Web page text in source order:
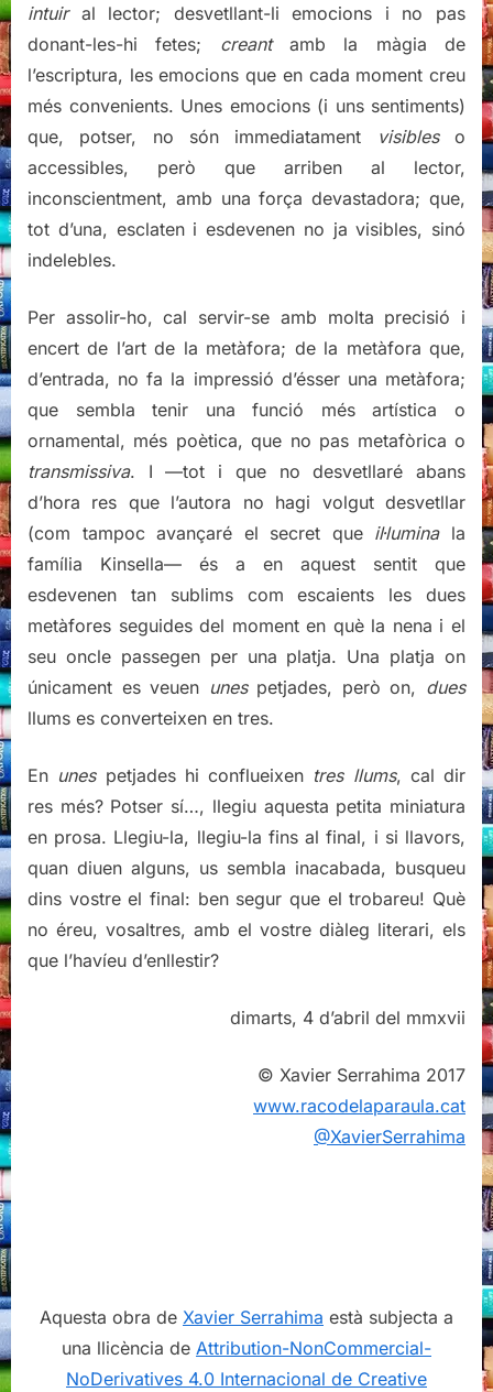
intuiral lector; desvetllant-li emocions i no pas
donant-les-hi fetes; creantamb la màgia de
l’escriptura, les emocions que en cada moment creu
més convenients. Unes emocions (i uns sentiments)
que, potser, no són immediatament
visibleso
accessibles, però que arriben al lector,
inconscientment, amb una força devastadora; que,
tot d’una, esclaten i esdevenen no ja visibles, sinó
indelebles.
Per assolir-ho, cal servir-se amb molta precisió i
encert de l’art de la metàfora; de la metàfora que,
d’entrada, no fa la impressió d’ésser una metàfora;
que sembla tenir una funció més artística o
ornamental, més poètica, que no pas metafòrica o
transmissiva. I —tot i que no desvetllaré abans
d’hora res que l’autora no hagi volgut desvetllar
(com tampoc avançaré el secret que il·luminala
família Kinsella— és a en aquest sentit que
esdevenen tan sublims com escaients les dues
metàfores seguides del moment en què la nena i el
seu oncle passegen per una platja. Una platja on
únicament es veuen unespetjades, però on, dues
llums es converteixen en tres.
En unespetjades hi conflueixen tres llums, cal dir
res més? Potser sí…, llegiu aquesta petita miniatura
en prosa. Llegiu-la, llegiu-la fins al final, i si llavors,
quan diuen alguns, us sembla inacabada, busqueu
dins vostre el final: ben segur que el trobareu! Què
no éreu, vosaltres, amb el vostre diàleg literari, els
que l’havíeu d’enllestir?
dimarts, 4 d’abril del mmxvii
© Xavier Serrahima 2017
www.racodelaparaula.cat
@XavierSerrahima
Aquesta obra de Xavier Serrahima està subjecta a
una llicència de Attribution-NonCommercial-
NoDerivatives 4.0 Internacional de Creative